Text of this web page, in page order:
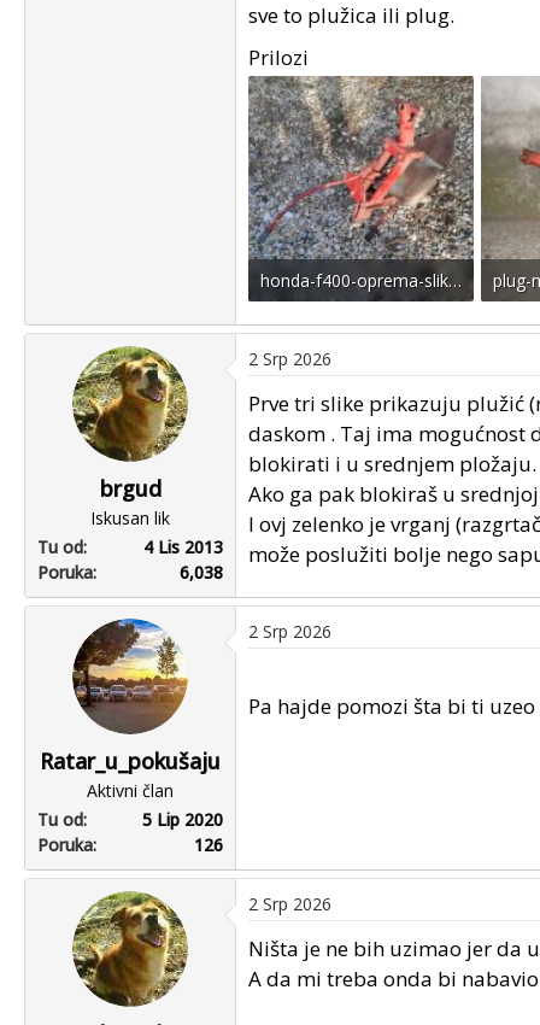
sve to plužica ili plug.
Prilozi
honda-f400-oprema-slika-204180107.jpg
88.4 KB · Pregleda: 12
39
brgud
Iskusan lik
Tu od
4 Lis 2013
Poruka
6,038
2 Srp 2026
Prve tri slike prikazuju plužić
daskom . Taj ima mogućnost
blokirati i u srednjem pložaju.
Ako ga pak blokiraš u
I ovj zelenko je vrganj
može poslužiti bolje nego
Ratar_u_pokušaju
Aktivni član
Tu od
5 Lip 2020
Poruka
126
2 Srp 2026
Pa hajde pomozi šta bi ti
2 Srp 2026
Ništa je ne bih uzimao jer da
A da mi treba onda bi